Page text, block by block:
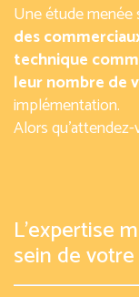
Une étude menée
des
technique
leur nombre de
implémentation.
Alors qu’attendez-
L’expertise
sein de